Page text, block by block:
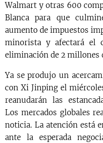
Walmart y otras 600
Blanca para que
aumento de impuestos
minorista y afectará el
eliminación de 2 millones
Ya se produjo un
con Xi Jinping el
reanudarán las
Los mercados globales
noticia. La atención está
ante la esperada